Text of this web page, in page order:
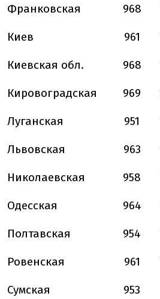
Франковская
968
Киев 961
Киевская обл. 968
Кировоградская 969
Луганская 951
Львовская 963
Николаевская 958
Одесская 964
Полтавская 954
Ровенская 961
Сумская 953